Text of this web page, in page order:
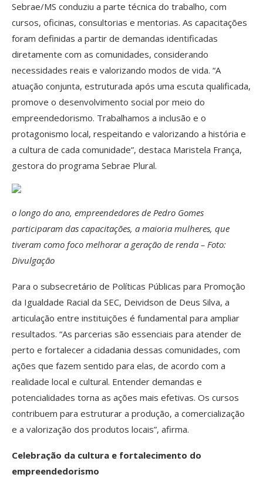
Sebrae/MS conduziu a parte técnica do trabalho, com
cursos, oficinas, consultorias e mentorias. As capacitações
foram definidas a partir de demandas identificadas
diretamente com as comunidades, considerando
necessidades reais e valorizando modos de vida. “A
atuação conjunta, estruturada após uma escuta qualificada,
promove o desenvolvimento social por meio do
empreendedorismo. Trabalhamos a inclusão e o
protagonismo local, respeitando e valorizando a história e
a cultura de cada comunidade”, destaca Maristela França,
gestora do programa Sebrae Plural.
o longo do ano, empreendedores de Pedro Gomes
participaram das capacitações, a maioria mulheres, que
tiveram como foco melhorar a geração de renda – Foto:
Divulgação
Para o subsecretário de Políticas Públicas para Promoção
da Igualdade Racial da SEC, Deividson de Deus Silva, a
articulação entre instituições é fundamental para ampliar
resultados. “As parcerias são essenciais para atender de
perto e fortalecer a cidadania dessas comunidades, com
ações que fazem sentido para elas, de acordo com a
realidade local e cultural. Entender demandas e
potencialidades torna as ações mais efetivas. Os cursos
contribuem para estruturar a produção, a comercialização
e a valorização dos produtos locais”, afirma.
Celebração da cultura e fortalecimento do
empreendedorismo